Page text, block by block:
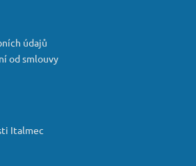
údajů
od smlouvy
Italmec